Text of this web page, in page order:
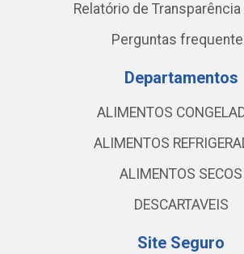
Relatório de Transparência
Perguntas
Departamentos
ALIMENTOS
ALIMENTOS
ALIMENTOS SECOS
DESCARTAVEIS
Site Seguro